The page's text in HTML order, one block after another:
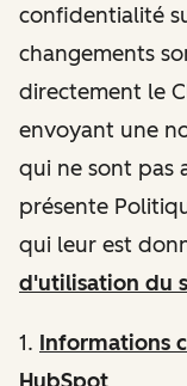
confidentialité
changements
directement le
envoyant une
qui ne sont pas
présente
qui leur est
d'utilisation du
1. Informations